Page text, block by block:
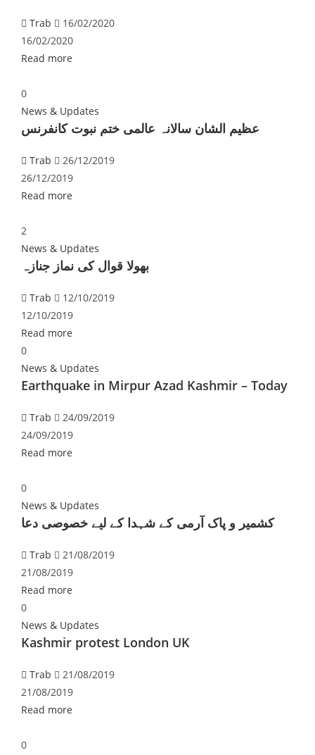
Trab
16/02/2020
16/02/2020
Read more
0
News & Updates
عظیم الشان سالانہ عالمی ختم نبوت کانفرنس
Trab
26/12/2019
26/12/2019
Read more
2
News & Updates
بھولا قوال کی نماز جنازہ
Trab
12/10/2019
12/10/2019
Read more
0
News & Updates
Earthquake in Mirpur Azad Kashmir – Today
Trab
24/09/2019
24/09/2019
Read more
0
News & Updates
کشمیر و پاک آرمی کے شہدا کے لیے خصوصی دعا
Trab
21/08/2019
21/08/2019
Read more
0
News & Updates
Kashmir protest London UK
Trab
21/08/2019
21/08/2019
Read more
0